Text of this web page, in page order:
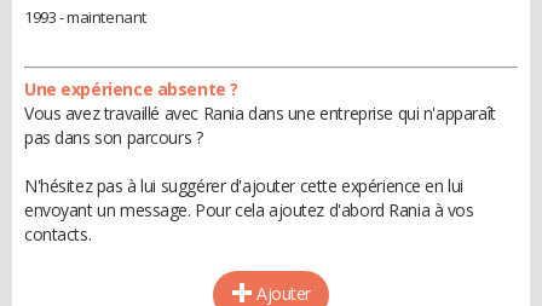
1993 - maintenant
Une expérience absente ?
Vous avez travaillé avec Rania dans une entreprise qui n'apparaît
pas dans son parcours ?
N'hésitez pas à lui suggérer d'ajouter cette expérience en lui
envoyant un message. Pour cela ajoutez d'abord Rania à vos
contacts.
Ajouter